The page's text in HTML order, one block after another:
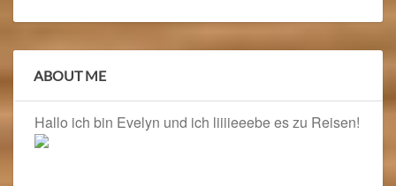
ABOUT ME
Hallo ich bin Evelyn und ich liiiieeebe es zu Reisen!